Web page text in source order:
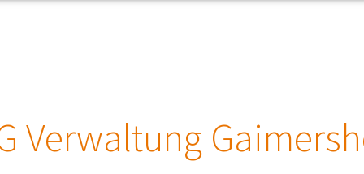
Verwaltung